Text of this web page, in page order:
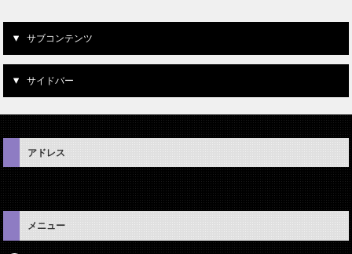
サブコンテンツ
サイドバー
アドレス
メニュー